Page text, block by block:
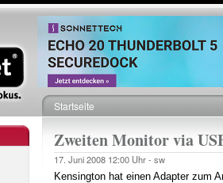
Direkt
zum
Inhalt
Pfadnavigation
Startseite
Zweiten Monitor via
17. Juni 2008 12:00 Uhr - sw
Kensington hat einen Adapter zum